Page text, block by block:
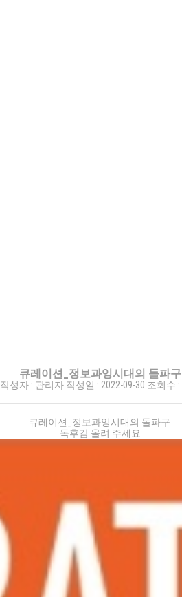
큐레이션_정보과잉시대의 돌파구
작성자 : 관리자 작성일 : 2022-09-30 조회수 :
큐레이션_정보과잉시대의 돌파구
독후감 올려 주세요